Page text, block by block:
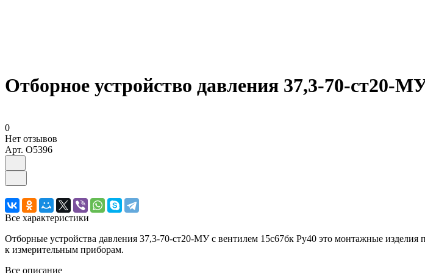
Отборное устройство давления 37,3-70-ст20-
0
Нет отзывов
Арт. O5396
Все характеристики
Отборные устройства давления 37,3-70-ст20-МУ с вентилем 15с67бк Ру40 это монтажные
к измерительным приборам.
Все описание